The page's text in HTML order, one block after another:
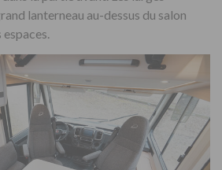
lanterneau au-dessus du salon